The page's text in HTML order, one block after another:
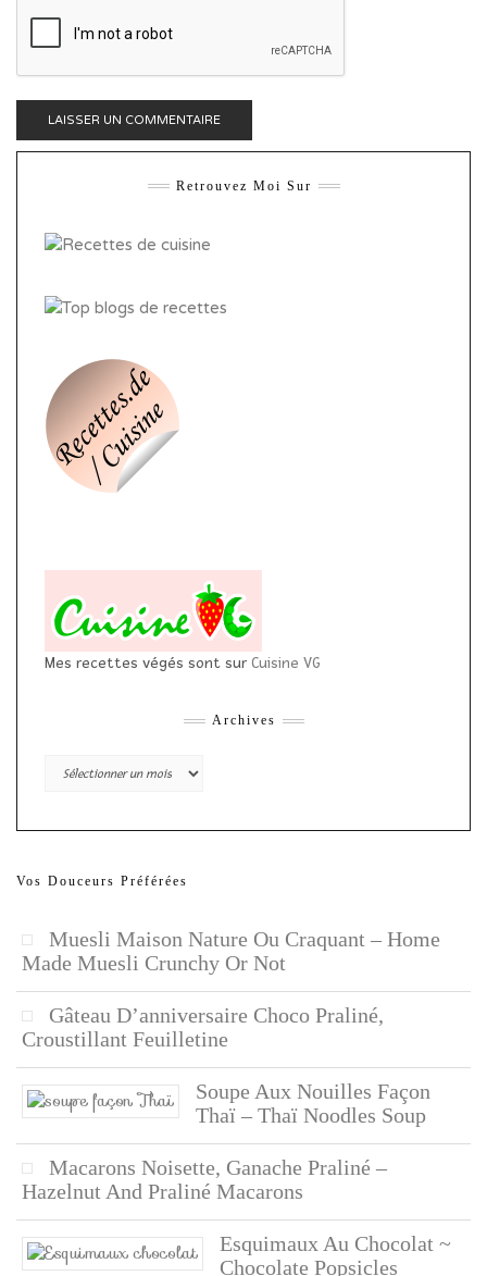
Retrouvez Moi Sur
Mes recettes végés sont sur Cuisine VG
Archives
Archives
Vos Douceurs Préférées
Muesli Maison Nature Ou Craquant – Home
Made Muesli Crunchy Or Not
Gâteau D’anniversaire Choco Praliné,
Croustillant Feuilletine
Soupe Aux Nouilles Façon
Thaï – Thaï Noodles Soup
Macarons Noisette, Ganache Praliné –
Hazelnut And Praliné Macarons
Esquimaux Au Chocolat ~
Chocolate Popsicles